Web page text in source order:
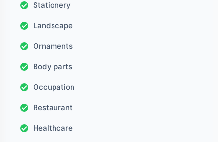
Stationery
Landscape
Ornaments
Body parts
Occupation
Restaurant
Healthcare